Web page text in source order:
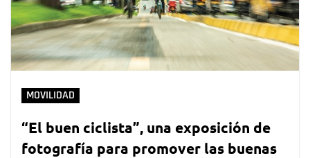
MOVILIDAD
“El buen ciclista”, una exposición de
fotografía para promover las buenas